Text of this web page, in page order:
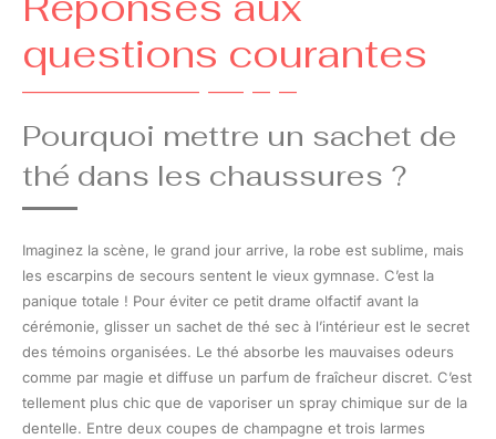
questions courantes
Pourquoi mettre un sachet de
thé dans les chaussures ?
Imaginez la scène, le grand jour arrive, la robe est sublime, mais
les escarpins de secours sentent le vieux gymnase. C’est la
panique totale ! Pour éviter ce petit drame olfactif avant la
cérémonie, glisser un sachet de thé sec à l’intérieur est le secret
des témoins organisées. Le thé absorbe les mauvaises odeurs
comme par magie et diffuse un parfum de fraîcheur discret. C’est
tellement plus chic que de vaporiser un spray chimique sur de la
dentelle. Entre deux coupes de champagne et trois larmes